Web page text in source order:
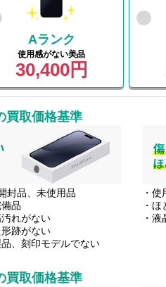
Aランク
使用感がない美品
30,400円
買取価格基準
封品、未使用品
品
れがない
跡がない
、刻印モデルでない
・
・
・
買取価格基準